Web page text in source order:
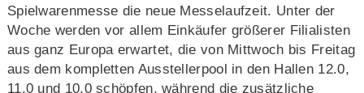
Spielwarenmesse die neue Messelaufzeit. Unter der
Woche werden vor allem Einkäufer größerer Filialisten
aus ganz Europa erwartet, die von Mittwoch bis Freitag
aus dem kompletten Ausstellerpool in den Hallen 12.0,
11.0 und 10.0 schöpfen, während die zusätzliche